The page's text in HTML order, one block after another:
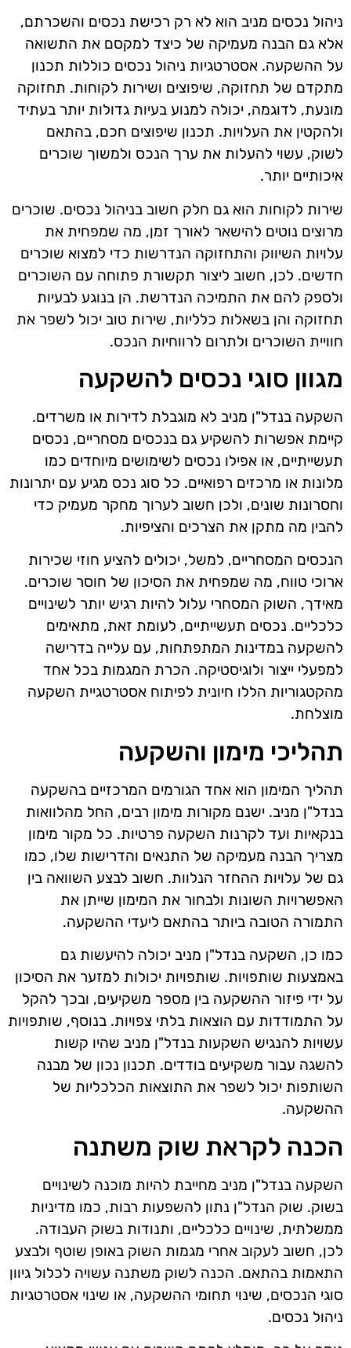
ניהול נכסים מניב הוא לא רק רכישת נכסים והשכרתם,
אלא גם הבנה מעמיקה של כיצד למקסם את התשואה
על ההשקעה. אסטרטגיות ניהול נכסים כוללות תכנון
מתקדם של תחזוקה, שיפוצים ושירות לקוחות. תחזוקה
מונעת, לדוגמה, יכולה למנוע בעיות גדולות יותר בעתיד
ולהקטין את העלויות. תכנון שיפוצים חכם, בהתאם
לשוק, עשוי להעלות את ערך הנכס ולמשוך שוכרים
איכותיים יותר.
שירות לקוחות הוא גם חלק חשוב בניהול נכסים. שוכרים
מרוצים נוטים להישאר לאורך זמן, מה שמפחית את
עלויות השיווק והתחזוקה הנדרשות כדי למצוא שוכרים
חדשים. לכן, חשוב ליצור תקשורת פתוחה עם השוכרים
ולספק להם את התמיכה הנדרשת. הן בנוגע לבעיות
תחזוקה והן בשאלות כלליות, שירות טוב יכול לשפר את
חוויית השוכרים ולתרום לרווחיות הנכס.
מגוון סוגי נכסים להשקעה
השקעה בנדל"ן מניב לא מוגבלת לדירות או משרדים.
קיימת אפשרות להשקיע גם בנכסים מסחריים, נכסים
תעשייתיים, או אפילו נכסים לשימושים מיוחדים כמו
מלונות או מרכזים רפואיים. כל סוג נכס מגיע עם יתרונות
וחסרונות שונים, ולכן חשוב לערוך מחקר מעמיק כדי
להבין מה מתקן את הצרכים והציפיות.
הנכסים המסחריים, למשל, יכולים להציע חוזי שכירות
ארוכי טווח, מה שמפחית את הסיכון של חוסר שוכרים.
מאידך, השוק המסחרי עלול להיות רגיש יותר לשינויים
כלכליים. נכסים תעשייתיים, לעומת זאת, מתאימים
להשקעה במדינות המתפתחות, עם עלייה בדרישה
למפעלי ייצור ולוגיסטיקה. הכרת המגמות בכל אחד
מהקטגוריות הללו חיונית לפיתוח אסטרטגיית השקעה
מוצלחת.
תהליכי מימון והשקעה
תהליך המימון הוא אחד הגורמים המרכזיים בהשקעה
בנדל"ן מניב. ישנם מקורות מימון רבים, החל מהלוואות
בנקאיות ועד לקרנות השקעה פרטיות. כל מקור מימון
מצריך הבנה מעמיקה של התנאים והדרישות שלו, כמו
גם של עלויות ההחזר הנלוות. חשוב לבצע השוואה בין
האפשרויות השונות ולבחור את המימון שייתן את
התמורה הטובה ביותר בהתאם ליעדי ההשקעה.
כמו כן, השקעה בנדל"ן מניב יכולה להיעשות גם
באמצעות שותפויות. שותפויות יכולות למזער את הסיכון
על ידי פיזור ההשקעה בין מספר משקיעים, ובכך להקל
על התמודדות עם הוצאות בלתי צפויות. בנוסף, שותפויות
עשויות להנגיש השקעות בנדל"ן מניב שהיו קשות
להשגה עבור משקיעים בודדים. תכנון נכון של מבנה
השותפות יכול לשפר את התוצאות הכלכליות של
ההשקעה.
הכנה לקראת שוק משתנה
השקעה בנדל"ן מניב מחייבת להיות מוכנה לשינויים
בשוק. שוק הנדל"ן נתון להשפעות רבות, כמו מדיניות
ממשלתית, שינויים כלכליים, ותנודות בשוק העבודה.
לכן, חשוב לעקוב אחרי מגמות השוק באופן שוטף ולבצע
התאמות בהתאם. הכנה לשוק משתנה עשויה לכלול גיוון
סוגי הנכסים, שינוי תחומי ההשקעה, או שינוי אסטרטגיות
ניהול נכסים.